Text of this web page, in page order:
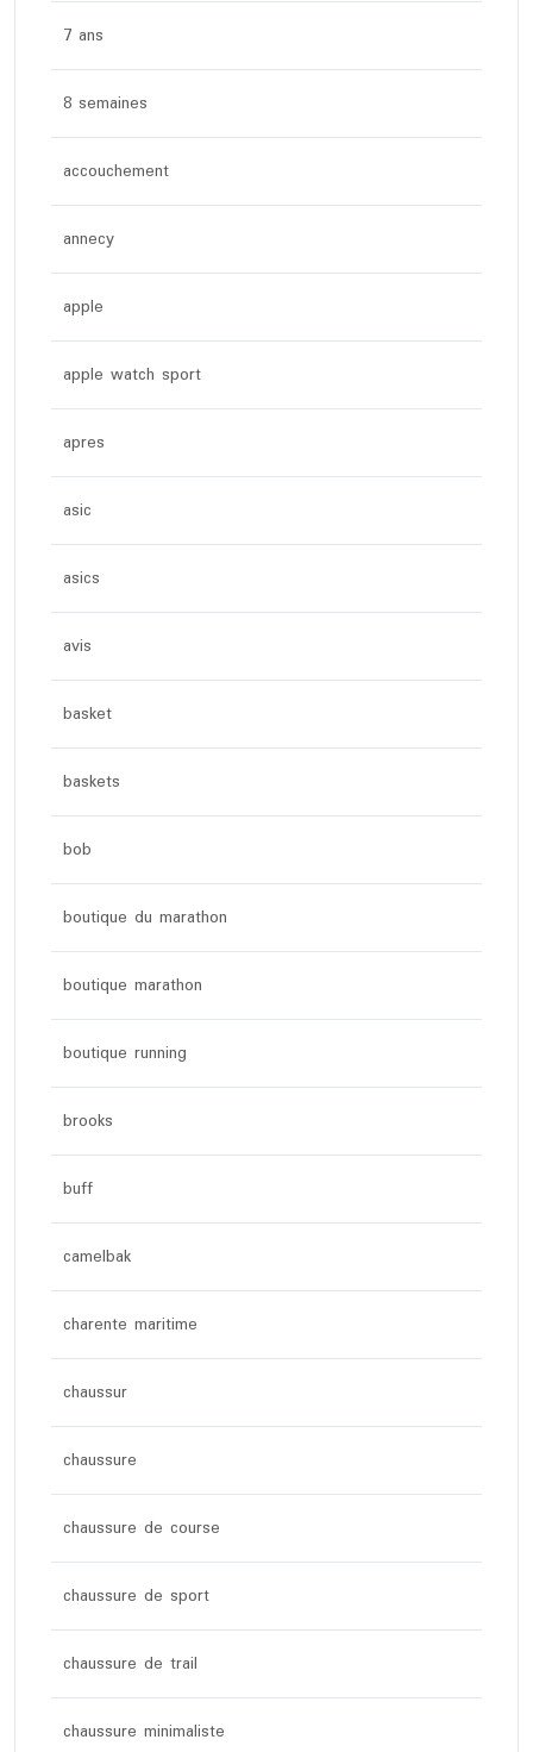
7 ans
8 semaines
accouchement
annecy
apple
apple watch sport
apres
asic
asics
avis
basket
baskets
bob
boutique du marathon
boutique marathon
boutique running
brooks
buff
camelbak
charente maritime
chaussur
chaussure
chaussure de course
chaussure de sport
chaussure de trail
chaussure minimaliste